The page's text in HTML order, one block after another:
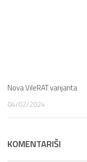
Nova VileRAT varijanta
04/02/2024
KOMENTARIŠI